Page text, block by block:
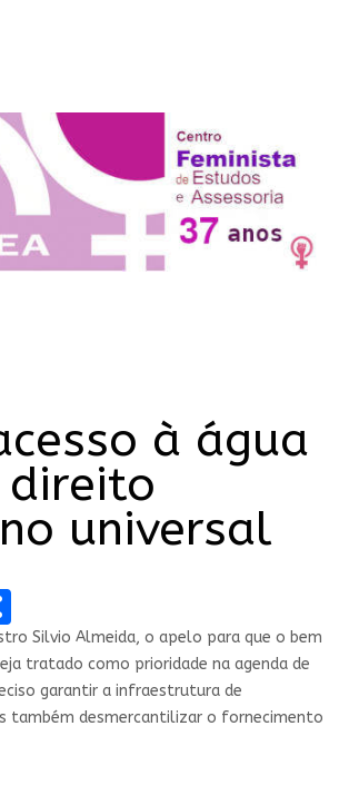
à água
direito
universal
Share
Silvio Almeida, o apelo para que o bem
tratado como prioridade na agenda de
garantir a infraestrutura de
também desmercantilizar o fornecimento